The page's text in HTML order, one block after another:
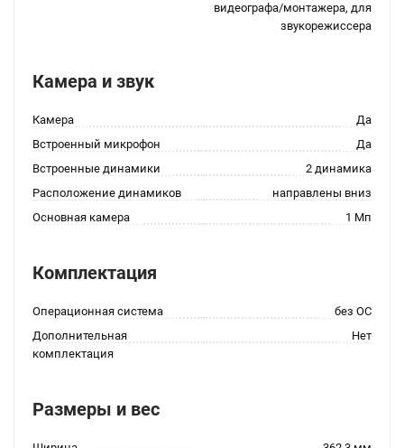
видеографа/монтажера, для
звукорежиссера
Камера и звук
Камера
Да
Встроенный микрофон
Да
Встроенные динамики
2 динамика
Расположение динамиков
направлены вниз
Основная камера
1 Мп
Комплектация
Операционная система
без ОС
Дополнительная
комплектация
Нет
Размеры и вес